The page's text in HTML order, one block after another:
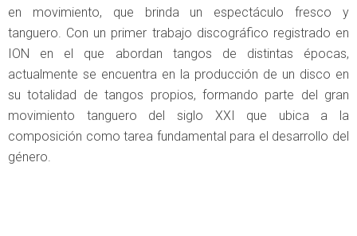
en movimiento, que brinda un espectáculo fresco y
tanguero. Con un primer trabajo discográfico registrado en
ION en el que abordan tangos de distintas épocas,
actualmente se encuentra en la producción de un disco en
su totalidad de tangos propios, formando parte del gran
movimiento tanguero del siglo XXI que ubica a la
composición como tarea fundamental para el desarrollo del
género.